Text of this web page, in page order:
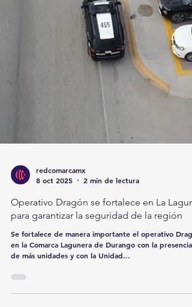
redcomarcamx
8 oct 2025
2 min de lectura
Operativo Dragón se fortalece en La